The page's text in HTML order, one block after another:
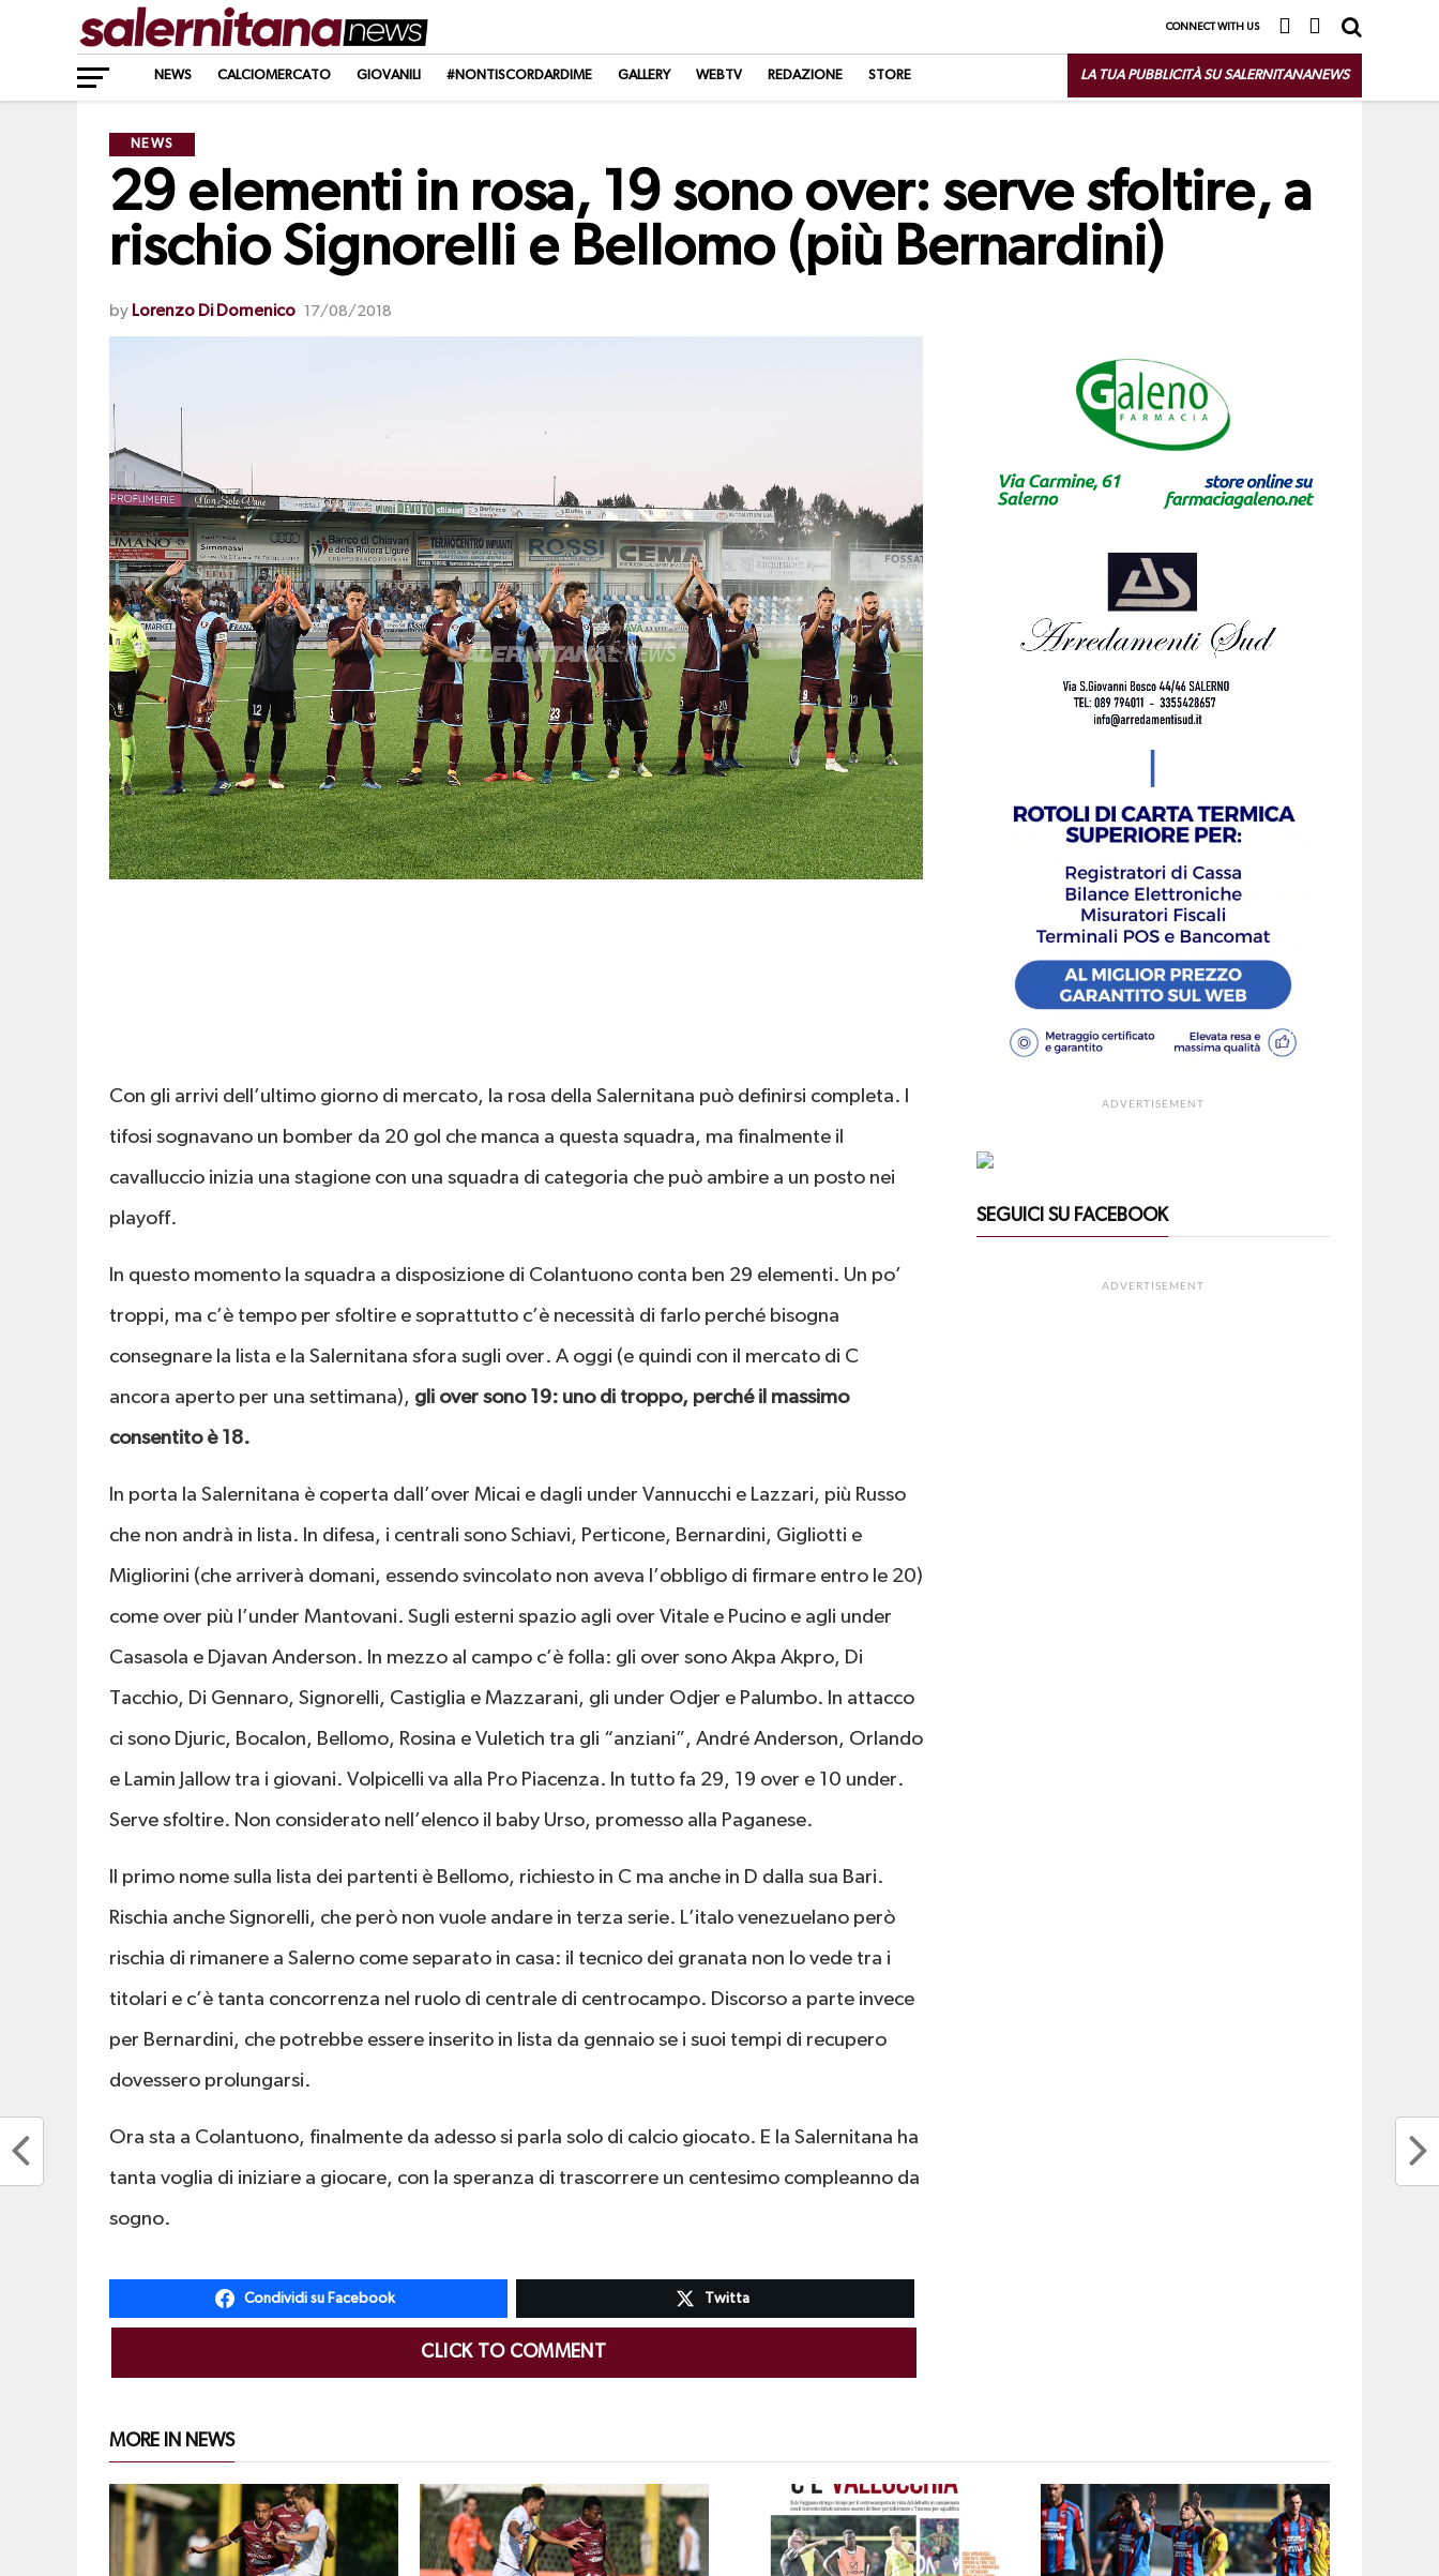
CONNECT WITH US
NEWS CALCIOMERCATO GIOVANILI #NONTISCORDARDIME GALLERY WEBTV REDAZIONE STORE LA TUA PUBBLICITÀ SU SALERNITANANEWS
NEWS
29 elementi in rosa, 19 sono over: serve sfoltire, a
rischio Signorelli e Bellomo (più Bernardini)
by Lorenzo Di Domenico 17/08/2018
Con gli arrivi dell’ultimo giorno di mercato, la rosa della Salernitana può definirsi completa. I
tifosi sognavano un bomber da 20 gol che manca a questa squadra, ma finalmente il
cavalluccio inizia una stagione con una squadra di categoria che può ambire a un posto nei
playoff.
In questo momento la squadra a disposizione di Colantuono conta ben 29 elementi. Un po’
troppi, ma c’è tempo per sfoltire e soprattutto c’è necessità di farlo perché bisogna
consegnare la lista e la Salernitana sfora sugli over. A oggi (e quindi con il mercato di C
ancora aperto per una settimana), gli over sono 19: uno di troppo, perché il massimo
consentito è 18.
In porta la Salernitana è coperta dall’over Micai e dagli under Vannucchi e Lazzari, più Russo
che non andrà in lista. In difesa, i centrali sono Schiavi, Perticone, Bernardini, Gigliotti e
Migliorini (che arriverà domani, essendo svincolato non aveva l’obbligo di firmare entro le 20)
come over più l’under Mantovani. Sugli esterni spazio agli over Vitale e Pucino e agli under
Casasola e Djavan Anderson. In mezzo al campo c’è folla: gli over sono Akpa Akpro, Di
Tacchio, Di Gennaro, Signorelli, Castiglia e Mazzarani, gli under Odjer e Palumbo. In attacco
ci sono Djuric, Bocalon, Bellomo, Rosina e Vuletich tra gli “anziani”, André Anderson, Orlando
e Lamin Jallow tra i giovani. Volpicelli va alla Pro Piacenza. In tutto fa 29, 19 over e 10 under.
Serve sfoltire. Non considerato nell’elenco il baby Urso, promesso alla Paganese.
Il primo nome sulla lista dei partenti è Bellomo, richiesto in C ma anche in D dalla sua Bari.
Rischia anche Signorelli, che però non vuole andare in terza serie. L’italo venezuelano però
rischia di rimanere a Salerno come separato in casa: il tecnico dei granata non lo vede tra i
titolari e c’è tanta concorrenza nel ruolo di centrale di centrocampo. Discorso a parte invece
per Bernardini, che potrebbe essere inserito in lista da gennaio se i suoi tempi di recupero
dovessero prolungarsi.
Ora sta a Colantuono, finalmente da adesso si parla solo di calcio giocato. E la Salernitana ha
tanta voglia di iniziare a giocare, con la speranza di trascorrere un centesimo compleanno da
sogno.
Condividi su Facebook Twitta
CLICK TO COMMENT
ADVERTISEMENT
SEGUICI SU FACEBOOK
ADVERTISEMENT
MORE IN NEWS